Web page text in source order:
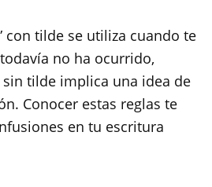
con tilde se utiliza cuando te
no ha ocurrido,
sin tilde implica una idea de
Conocer estas reglas te
en tu escritura